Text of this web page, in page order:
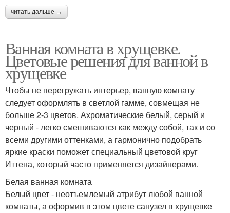
читать дальше →
Ванная комната в хрущевке.
Цветовые решения для ванной в
хрущевке
Чтобы не перегружать интерьер, ванную комнату
следует оформлять в светлой гамме, совмещая не
больше 2-3 цветов. Ахроматические белый, серый и
черный - легко смешиваются как между собой, так и со
всеми другими оттенками, а гармонично подобрать
яркие краски поможет специальный цветовой круг
Иттена, который часто применяется дизайнерами.
Белая ванная комната
Белый цвет - неотъемлемый атрибут любой ванной
комнаты, а оформив в этом цвете санузел в хрущевке